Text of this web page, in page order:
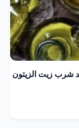
شرب زيت الزيتون